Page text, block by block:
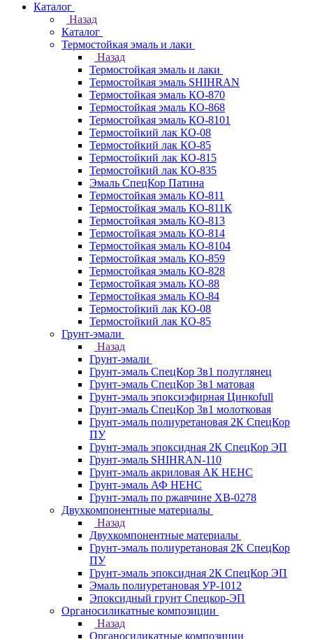
Каталог
Назад
Каталог
Термостойкая эмаль и лаки
Назад
Термостойкая эмаль и лаки
Термостойкая эмаль SHIHRAN
Термостойкая эмаль КО-870
Термостойкая эмаль КО-868
Термостойкая эмаль КО-8101
Термостойкий лак КО-08
Термостойкий лак КО-85
Термостойкий лак КО-815
Термостойкий лак КО-835
Эмаль СпецКор Патина
Термостойкая эмаль КО-811
Термостойкая эмаль КО-811К
Термостойкая эмаль КО-813
Термостойкая эмаль КО-814
Термостойкая эмаль КО-8104
Термостойкая эмаль КО-859
Термостойкая эмаль КО-828
Термостойкая эмаль КО-88
Термостойкая эмаль КО-84
Термостойкий лак КО-08
Термостойкий лак КО-85
Грунт-эмали
Назад
Грунт-эмали
Грунт-эмаль СпецКор 3в1 полуглянец
Грунт-эмаль СпецКор 3в1 матовая
Грунт-эмаль эпоксиэфирная Цинкоfull
Грунт-эмаль СпецКор 3в1 молотковая
Грунт-эмаль полиуретановая 2К СпецКор
ПУ
Грунт-эмаль эпоксидная 2К СпецКор ЭП
Грунт-эмаль SHIHRAN-110
Грунт-эмаль акриловая АК НЕНС
Грунт-эмаль АФ НЕНС
Грунт-эмаль по ржавчине ХВ-0278
Двухкомпонентные материалы
Назад
Двухкомпонентные материалы
Грунт-эмаль полиуретановая 2К СпецКор
ПУ
Грунт-эмаль эпоксидная 2К СпецКор ЭП
Эмаль полиуретановая УР-1012
Эпоксидный грунт Спецкор-ЭП
Органосиликатные композиции
Назад
Органосиликатные композиции